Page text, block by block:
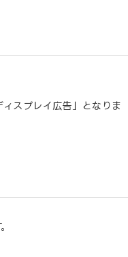
スプレイ広告」となりま